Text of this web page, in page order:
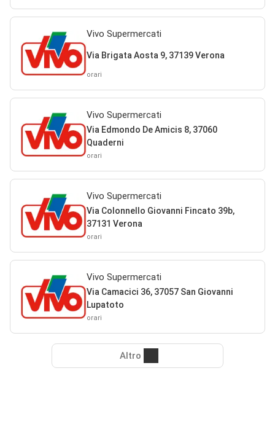
Vivo Supermercati
Via Brigata Aosta 9, 37139 Verona
orari
Vivo Supermercati
Via Edmondo De Amicis 8, 37060
Quaderni
orari
Vivo Supermercati
Via Colonnello Giovanni Fincato 39b,
37131 Verona
orari
Vivo Supermercati
Via Camacici 36, 37057 San Giovanni
Lupatoto
orari
Altro